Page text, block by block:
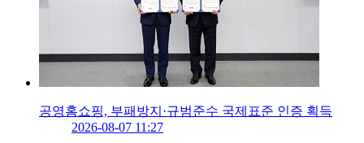
공영홈쇼핑, 부패방지·규범준수 국제표준 인증 획득
2026-08-07 11:27